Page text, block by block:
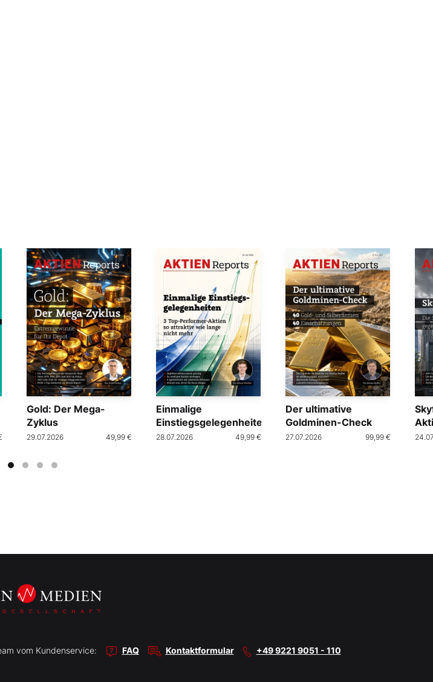
Gold: Der Mega-
Zyklus
29.07.2026 49,99 €
Einmalige
Einstiegsgelegenheiten
28.07.2026 49,99 €
Der ultimative
Goldminen-Check
27.07.2026 99,99 €
vom Kundenservice: FAQ Kontaktformular +49 9221 9051 - 110